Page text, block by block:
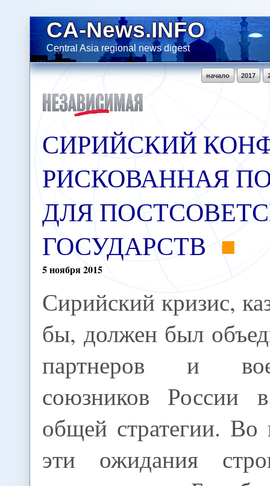
CA-News.INFO
Central Asia regional news digest
2017
начало
СИРИЙСКИЙ
РИСКОВАННАЯ
ДЛЯ
ГОСУДАРСТВ
5ноября2015
Сирийский кризис,
бы, должен был
партнеров и
союзников России
общей стратегии. Во
эти ожидания